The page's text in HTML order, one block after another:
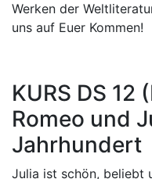
Werken der
uns auf Euer Kommen!
KURS DS 12
Romeo und
Jahrhundert
Julia ist schön, beliebt